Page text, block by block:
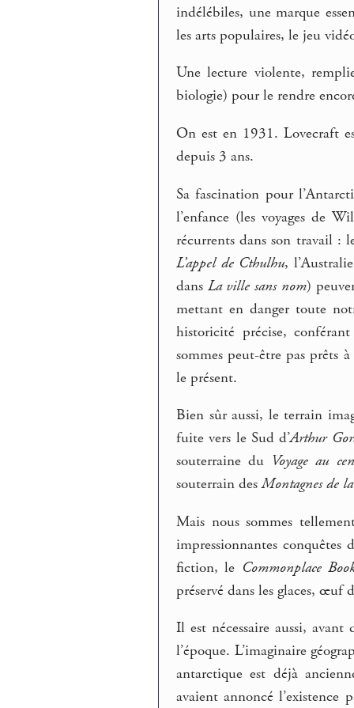
indélébiles, une marque
les arts populaires, le jeu
Une lecture violente,
biologie) pour le rendre
On est en 1931. Lovecraft
depuis 3 ans.
Sa fascination pour
l’enfance (les voyages de
récurrents dans son travail :
L’appel de Cthulhu,
dans La ville sans nom)
mettant en danger toute
historicité précise,
sommes peut-être pas prêts
le présent.
Bien sûr aussi, le terrain
fuite vers le Sud d’Arthur
souterraine du Voyage au
souterrain desMontagnes de
Mais nous sommes
impressionnantes
fiction, le Commonplace
préservé dans les glaces, œuf
Il est nécessaire aussi, avant
l’époque. L’imaginaire
antarctique est déjà
avaient annoncé l’existence